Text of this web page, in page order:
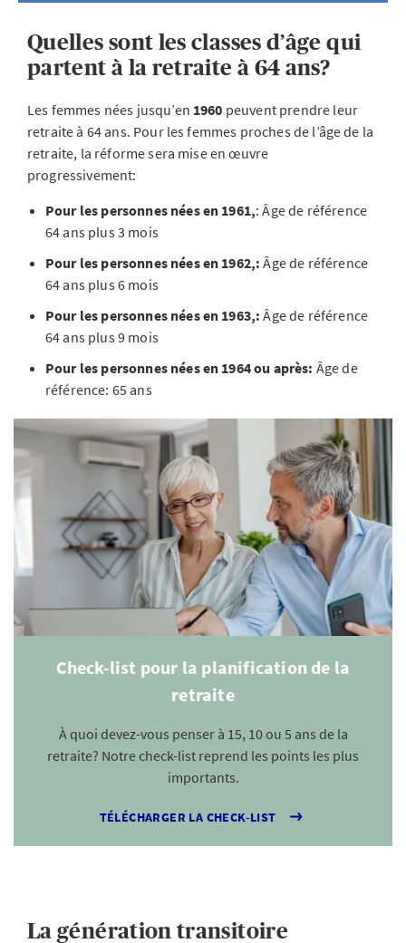
Quelles sont les classes d’âge qui
partent à la retraite à 64 ans?
Les femmes nées jusqu’en 1960 peuvent prendre leur
retraite à 64 ans. Pour les femmes proches de l’âge de la
retraite, la réforme sera mise en œuvre
progressivement:
Pour les personnes nées en 1961,: Âge de référence
64 ans plus 3 mois
Pour les personnes nées en 1962,:Âge de référence
64 ans plus 6 mois
Pour les personnes nées en 1963,: Âge de référence
64 ans plus 9 mois
Pour les personnes nées en 1964 ou après: Âge de
référence: 65 ans
Check-list pour la planification de la
retraite
À quoi devez-vous penser à 15, 10 ou 5 ans de la
retraite? Notre check-list reprend les points les plus
importants.
TÉLÉCHARGER LA CHECK-LIST
La génération transitoire